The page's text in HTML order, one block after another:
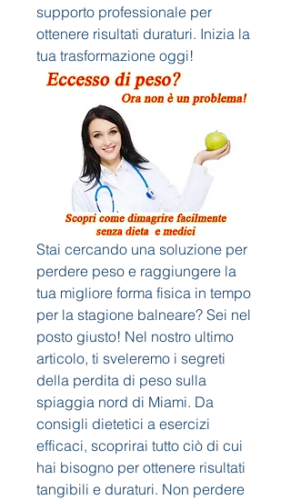
supporto professionale per
ottenere risultati duraturi. Inizia la
tua trasformazione oggi!
Stai cercando una soluzione per
perdere peso e raggiungere la
tua migliore forma fisica in tempo
per la stagione balneare? Sei nel
posto giusto! Nel nostro ultimo
articolo, ti sveleremo i segreti
della perdita di peso sulla
spiaggia nord di Miami. Da
consigli dietetici a esercizi
efficaci, scoprirai tutto ciò di cui
hai bisogno per ottenere risultati
tangibili e duraturi. Non perdere